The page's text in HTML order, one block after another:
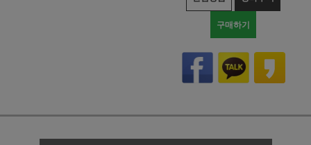
구매하기